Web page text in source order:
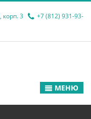
корп. 3
+7 (812) 931-93-
МЕНЮ